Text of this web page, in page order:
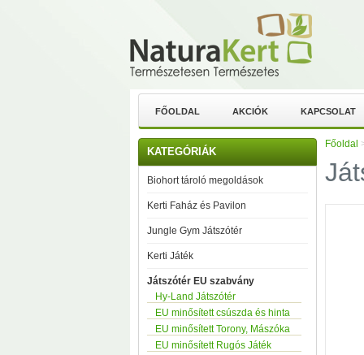
FŐOLDAL AKCIÓK KAPCSOLAT
KATEGÓRIÁK
Biohort tároló megoldások
Kerti Faház és Pavilon
Jungle Gym Játszótér
Kerti Játék
Játszótér EU szabvány
Hy-Land Játszótér
EU minősített csúszda és hinta
EU minősített Torony, Mászóka
EU minősített Rugós Játék
Főoldal